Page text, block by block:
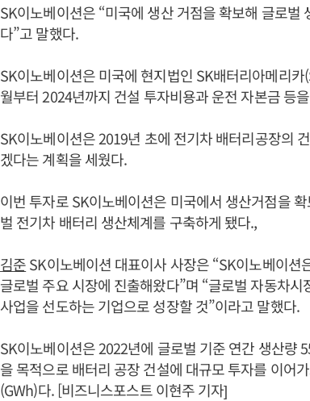
SK이노베이션은 “미국에 생산 거점을 확보해 글로벌
다”고 말했다.
SK이노베이션은 미국에 현지법인 SK배터리아메리
월부터 2024년까지 건설 투자비용과 운전 자본금 등
SK이노베이션은 2019년 초에 전기차 배터리공장의
겠다는 계획을 세웠다.
이번 투자로 SK이노베이션은 미국에서 생산거점을
벌 전기차 배터리 생산체계를 구축하게 됐다.,
김준SK이노베이션 대표이사 사장은 “SK이노베이
글로벌 주요 시장에 진출해왔다”며 “글로벌 자동차
사업을 선도하는 기업으로 성장할 것”이라고 말했다.
SK이노베이션은 2022년에 글로벌 기준 연간 생산량
을 목적으로 배터리 공장 건설에 대규모 투자를 이어
(GWh)다. [비즈니스포스트 이현주 기자]